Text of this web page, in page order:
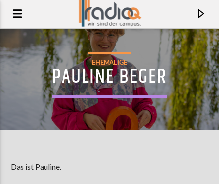
EHEMALIGE
PAULINE BEGER
Das ist Pauline.